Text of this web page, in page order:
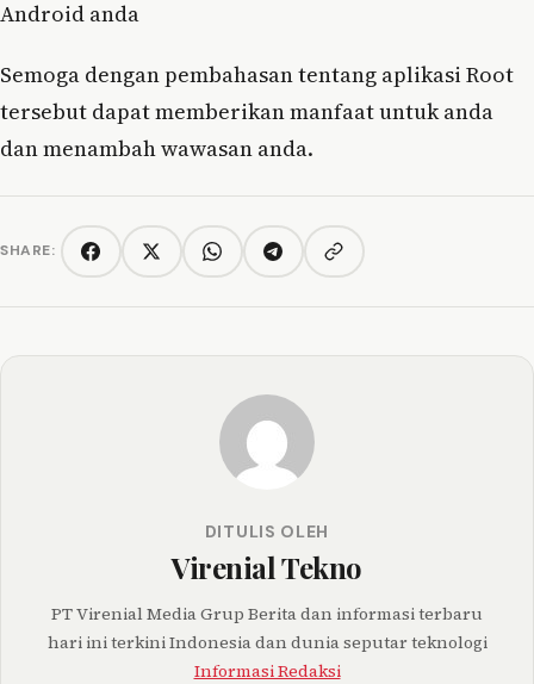
Android anda
Semoga dengan pembahasan tentang aplikasi Root
tersebut dapat memberikan manfaat untuk anda
dan menambah wawasan anda.
SHARE: FacebookTwitter/XWhatsAppTelegramCopy link
DITULIS OLEH
Virenial Tekno
PT Virenial Media Grup Berita dan informasi terbaru
hari ini terkini Indonesia dan dunia seputar teknologi
Informasi Redaksi